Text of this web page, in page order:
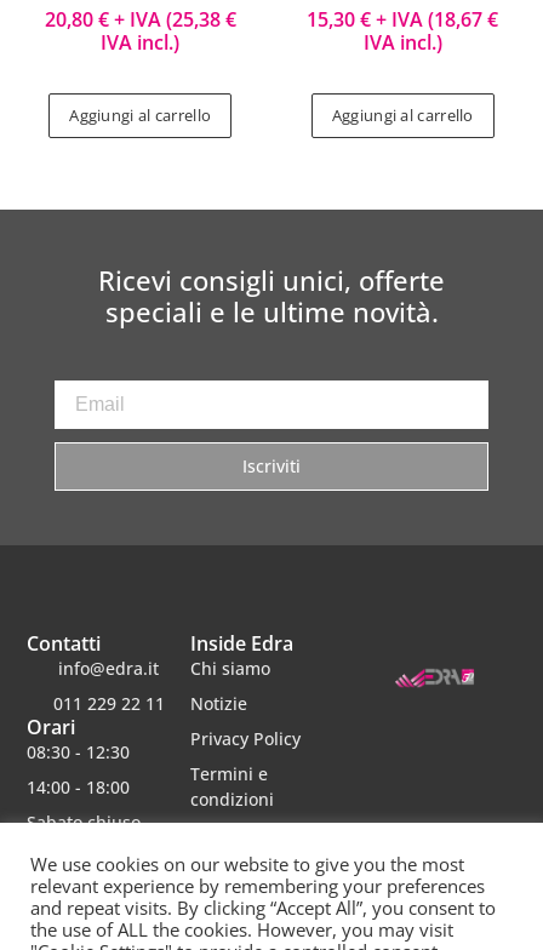
20,80€+ IVA (25,38€
IVA incl.)
Aggiungi al carrello
15,30€+ IVA (18,67€
IVA incl.)
Aggiungi al carrello
Ricevi consigli unici, offerte
speciali e le ultime novità.
Iscriviti
Inside Edra
Chi siamo
Notizie
Privacy Policy
Termini e
condizioni
Contatti
info@edra.it
011 229 22 11
Orari
08:30 - 12:30
14:00 - 18:00
Sabato chiuso
Edra srl | Via schiaparelli 16 | 10148 torino | p.iva 06482750012 | Capitale Sociale 30000 interamente
We use cookies on our website to give you the most
relevant experience by remembering your preferences
and repeat visits. By clicking “Accept All”, you consent to
the use of ALL the cookies. However, you may visit